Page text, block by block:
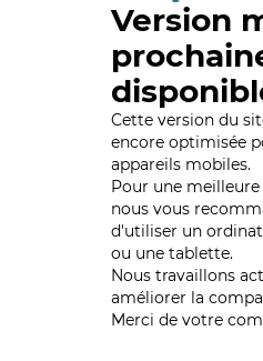
Version
Cette version du
encore optimisée
appareils mobiles.
Pour une meilleure
nous vous
d'utiliser un
ou une tablette.
Nous travaillons
améliorer la
Merci de votre